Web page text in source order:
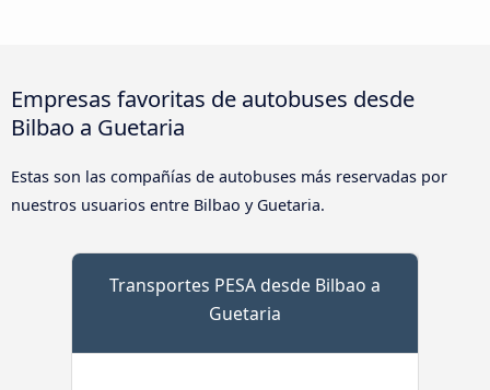
Empresas favoritas de autobuses desde
Bilbao a Guetaria
Estas son las compañías de autobuses más reservadas por
nuestros usuarios entre Bilbao y Guetaria.
Transportes PESA desde Bilbao a
Guetaria